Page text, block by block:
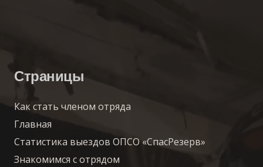
Страницы
Как стать членом отряда
Главная
Статистика выездов ОПСО «СпасРезерв»
Знакомимся с отрядом